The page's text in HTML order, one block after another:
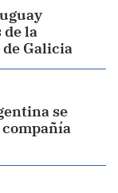
la
Galicia
se